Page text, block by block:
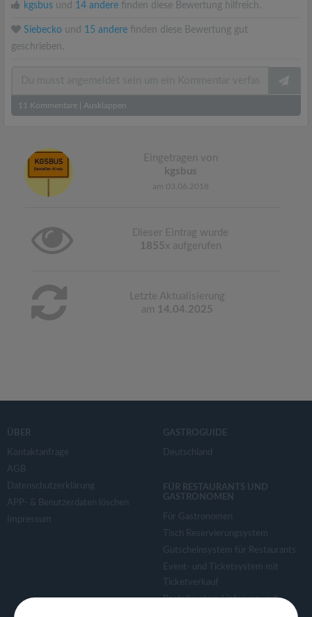
kgsbus und 14 andere finden diese Bewertung hilfreich.
Siebecko und 15 andere finden diese Bewertung gut
geschrieben.
11 Kommentare Ausklappen
Eingetragen von
kgsbus
am 03.06.2018
Dieser Eintrag wurde
1855 x aufgerufen
Letzte Aktualisierung
am 14.04.2025
ÜBER
Kontaktanfrage
AGB
Datenschutzerklärung
APP- & Benutzerdaten löschen
Impressum
GASTROGUIDE
Deutschland
FÜR RESTAURANTS UND
GASTRONOMEN
Für Gastronomen
Tisch Reservierungsystem
Gutscheinsystem für Restaurants
Event- und Ticketsystem mit
Ticketverkauf
Bestellsystem Lieferung und